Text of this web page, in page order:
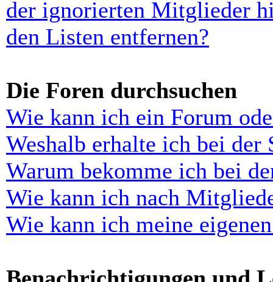
der ignorierten Mitglieder
den Listen entfernen?
Die Foren durchsuchen
Wie kann ich ein Forum
Weshalb erhalte ich bei der
Warum bekomme ich bei
Wie kann ich nach
Wie kann ich meine